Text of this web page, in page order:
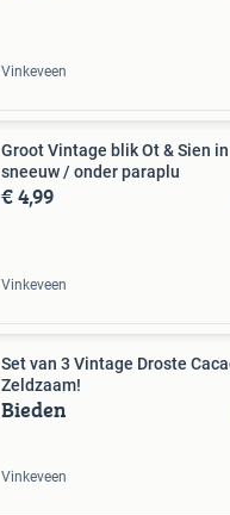
Vinkeveen
Groot Vintage blik Ot & Sien
sneeuw / onder paraplu
€ 4,99
Vinkeveen
Set van 3 Vintage Droste
Zeldzaam!
Bieden
Vinkeveen